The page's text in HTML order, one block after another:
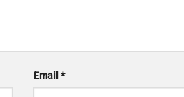
Email*